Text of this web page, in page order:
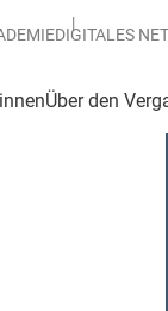
DIGITALES
Über den